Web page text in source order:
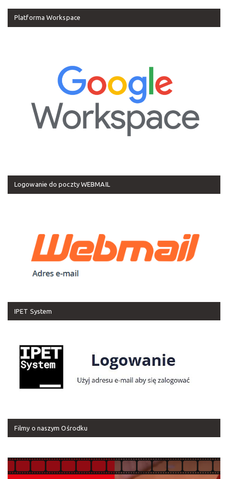
Platforma Workspace
Logowanie do poczty WEBMAIL
IPET System
Filmy o naszym Ośrodku